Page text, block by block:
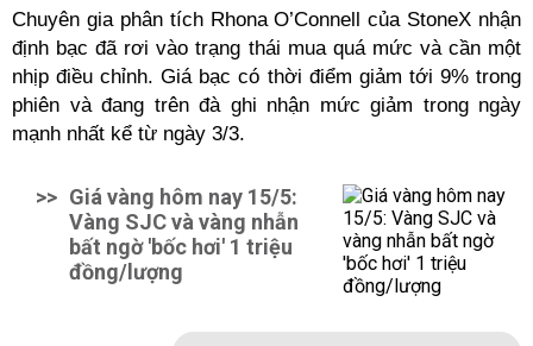
Chuyên gia phân tích Rhona O’Connell của StoneX nhận
định bạc đã rơi vào trạng thái mua quá mức và cần một
nhịp điều chỉnh. Giá bạc có thời điểm giảm tới 9% trong
phiên và đang trên đà ghi nhận mức giảm trong ngày
mạnh nhất kể từ ngày 3/3.
>> Giá vàng hôm nay 15/5:
Vàng SJC và vàng nhẫn
bất ngờ 'bốc hơi' 1 triệu
đồng/lượng